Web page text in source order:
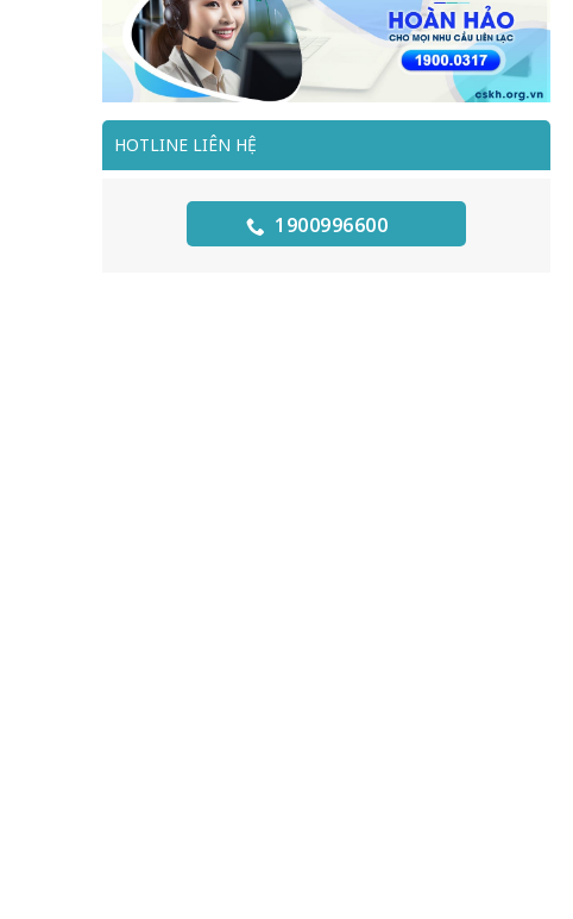
HOTLINE LIÊN HỆ
1900996600